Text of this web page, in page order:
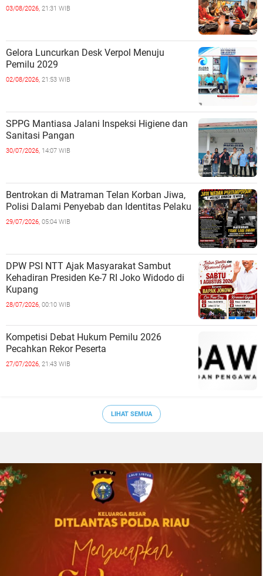
03/08/2026, 21:31 WIB
Gelora Luncurkan Desk Verpol Menuju
Pemilu 2029
02/08/2026, 21:53 WIB
SPPG Mantiasa Jalani Inspeksi Higiene dan
Sanitasi Pangan
30/07/2026, 14:07 WIB
Bentrokan di Matraman Telan Korban Jiwa,
Polisi Dalami Penyebab dan Identitas Pelaku
29/07/2026, 05:04 WIB
DPW PSI NTT Ajak Masyarakat Sambut
Kehadiran Presiden Ke-7 RI Joko Widodo di
Kupang
28/07/2026, 00:10 WIB
Kompetisi Debat Hukum Pemilu 2026
Pecahkan Rekor Peserta
27/07/2026, 21:43 WIB
LIHAT SEMUA